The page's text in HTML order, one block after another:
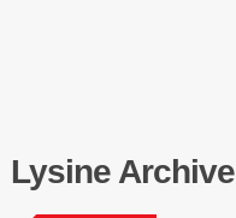
Lysine Archive